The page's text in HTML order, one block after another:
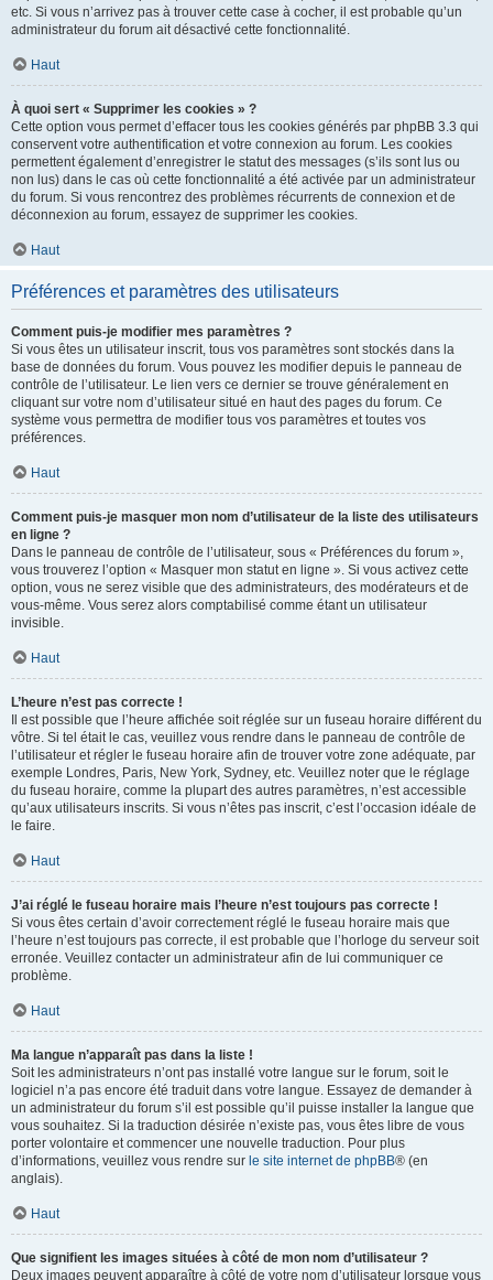
etc. Si vous n’arrivez pas à trouver cette case à cocher, il est probable qu’un
administrateur du forum ait désactivé cette fonctionnalité.
Haut
À quoi sert « Supprimer les cookies » ?
Cette option vous permet d’effacer tous les cookies générés par phpBB 3.3 qui
conservent votre authentification et votre connexion au forum. Les cookies
permettent également d’enregistrer le statut des messages (s’ils sont lus ou
non lus) dans le cas où cette fonctionnalité a été activée par un administrateur
du forum. Si vous rencontrez des problèmes récurrents de connexion et de
déconnexion au forum, essayez de supprimer les cookies.
Haut
Préférences et paramètres des utilisateurs
Comment puis-je modifier mes paramètres ?
Si vous êtes un utilisateur inscrit, tous vos paramètres sont stockés dans la
base de données du forum. Vous pouvez les modifier depuis le panneau de
contrôle de l’utilisateur. Le lien vers ce dernier se trouve généralement en
cliquant sur votre nom d’utilisateur situé en haut des pages du forum. Ce
système vous permettra de modifier tous vos paramètres et toutes vos
préférences.
Haut
Comment puis-je masquer mon nom d’utilisateur de la liste des utilisateurs
en ligne ?
Dans le panneau de contrôle de l’utilisateur, sous « Préférences du forum »,
vous trouverez l’option « Masquer mon statut en ligne ». Si vous activez cette
option, vous ne serez visible que des administrateurs, des modérateurs et de
vous-même. Vous serez alors comptabilisé comme étant un utilisateur
invisible.
Haut
L’heure n’est pas correcte !
Il est possible que l’heure affichée soit réglée sur un fuseau horaire différent du
vôtre. Si tel était le cas, veuillez vous rendre dans le panneau de contrôle de
l’utilisateur et régler le fuseau horaire afin de trouver votre zone adéquate, par
exemple Londres, Paris, New York, Sydney, etc. Veuillez noter que le réglage
du fuseau horaire, comme la plupart des autres paramètres, n’est accessible
qu’aux utilisateurs inscrits. Si vous n’êtes pas inscrit, c’est l’occasion idéale de
le faire.
Haut
J’ai réglé le fuseau horaire mais l’heure n’est toujours pas correcte !
Si vous êtes certain d’avoir correctement réglé le fuseau horaire mais que
l’heure n’est toujours pas correcte, il est probable que l’horloge du serveur soit
erronée. Veuillez contacter un administrateur afin de lui communiquer ce
problème.
Haut
Ma langue n’apparaît pas dans la liste !
Soit les administrateurs n’ont pas installé votre langue sur le forum, soit le
logiciel n’a pas encore été traduit dans votre langue. Essayez de demander à
un administrateur du forum s’il est possible qu’il puisse installer la langue que
vous souhaitez. Si la traduction désirée n’existe pas, vous êtes libre de vous
porter volontaire et commencer une nouvelle traduction. Pour plus
d’informations, veuillez vous rendre sur le site internet de phpBB® (en
anglais).
Haut
Que signifient les images situées à côté de mon nom d’utilisateur ?
Deux images peuvent apparaître à côté de votre nom d’utilisateur lorsque vous